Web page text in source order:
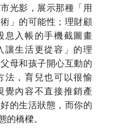
光影，展示那種「用
」的可能性；理財顧
息入帳的手機截圖畫
讓生活更從容」的理
母和孩子開心互動的
法，育兒也可以很愉
覺內容不直接推銷產
的生活狀態，而你的
的橋樑。